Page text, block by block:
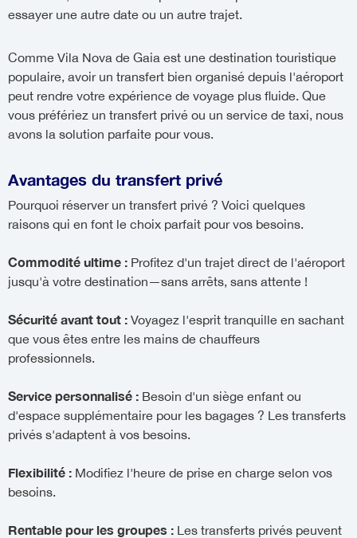
essayer une autre date ou un autre trajet.
Comme Vila Nova de Gaia est une destination touristique
populaire, avoir un transfert bien organisé depuis l'aéroport
peut rendre votre expérience de voyage plus fluide. Que
vous préfériez un transfert privé ou un service de taxi, nous
avons la solution parfaite pour vous.
Avantages du transfert privé
Pourquoi réserver un transfert privé ? Voici quelques
raisons qui en font le choix parfait pour vos besoins.
Commodité ultime : Profitez d'un trajet direct de l'aéroport
jusqu'à votre destination—sans arrêts, sans attente !
Sécurité avant tout : Voyagez l'esprit tranquille en sachant
que vous êtes entre les mains de chauffeurs
professionnels.
Service personnalisé : Besoin d'un siège enfant ou
d'espace supplémentaire pour les bagages ? Les transferts
privés s'adaptent à vos besoins.
Flexibilité : Modifiez l'heure de prise en charge selon vos
besoins.
Rentable pour les groupes : Les transferts privés peuvent